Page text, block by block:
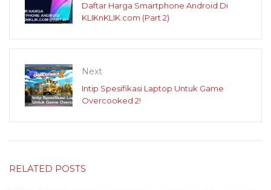
Daftar Harga Smartphone Android Di
KLIKnKLIK.com (Part 2)
Next
Intip Spesifikasi Laptop Untuk Game
Overcooked 2!
RELATED POSTS